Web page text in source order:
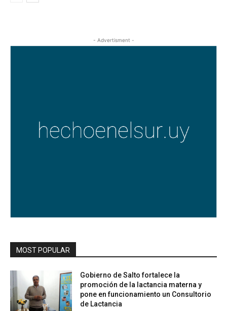
- Advertisment -
MOST POPULAR
Gobierno de Salto fortalece la
promoción de la lactancia materna y
pone en funcionamiento un Consultorio
de Lactancia